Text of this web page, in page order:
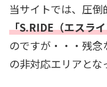
当サイトでは、圧
「S.RIDE（エスラ
のですが・・・残念
の非対応エリアとな